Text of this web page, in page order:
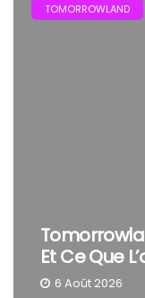
TOMORROWLAND
Et Ce Que
6 Août 2026